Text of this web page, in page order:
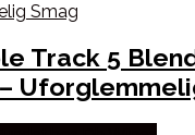
Track 5